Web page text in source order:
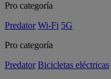
Pro categoría
Predator Wi-Fi 5G
Pro categoría
Predator Bicicletas eléctricas